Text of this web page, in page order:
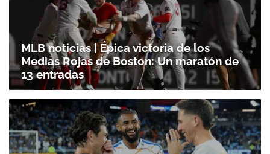
MLB noticias | Épica victoria de los
Medias Rojas de Boston: Un maratón de
13 entradas